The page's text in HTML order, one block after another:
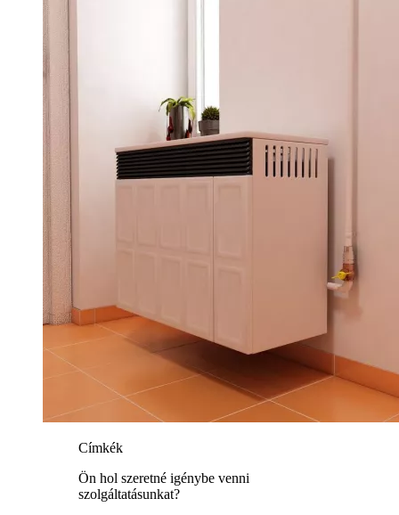
Címkék
Ön hol szeretné igénybe venni
szolgáltatásunkat?